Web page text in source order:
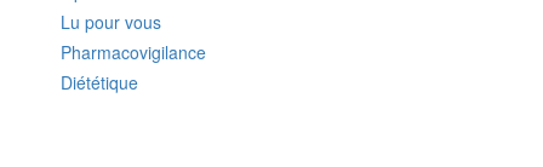
Lu pour vous
Pharmacovigilance
Diététique